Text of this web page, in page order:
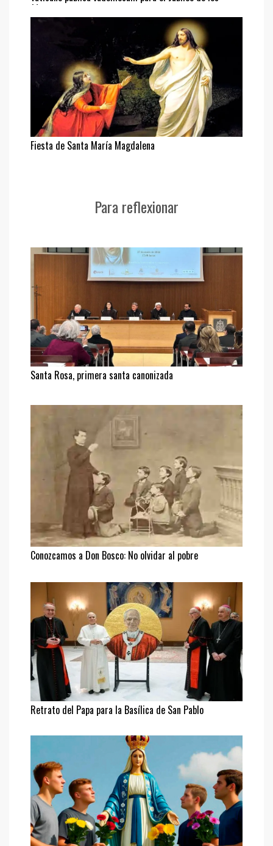
Jóvenes
Fiesta de Santa María Magdalena
Para reflexionar
Santa Rosa, primera santa canonizada
Conozcamos a Don Bosco: No olvidar al pobre
Retrato del Papa para la Basílica de San Pablo